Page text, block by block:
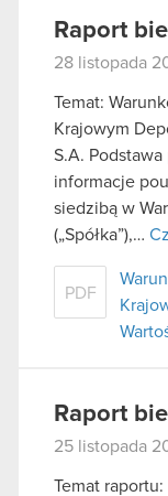
Raport
28 listopada
Temat:
Krajowym
S.A. Podstawa
informacje
siedzibą w
(„Spółka”),…
PDF
Raport
25 listopada
Temat